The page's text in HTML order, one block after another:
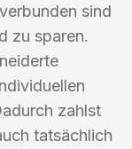
sind
zu sparen.
zahlst
tatsächlich